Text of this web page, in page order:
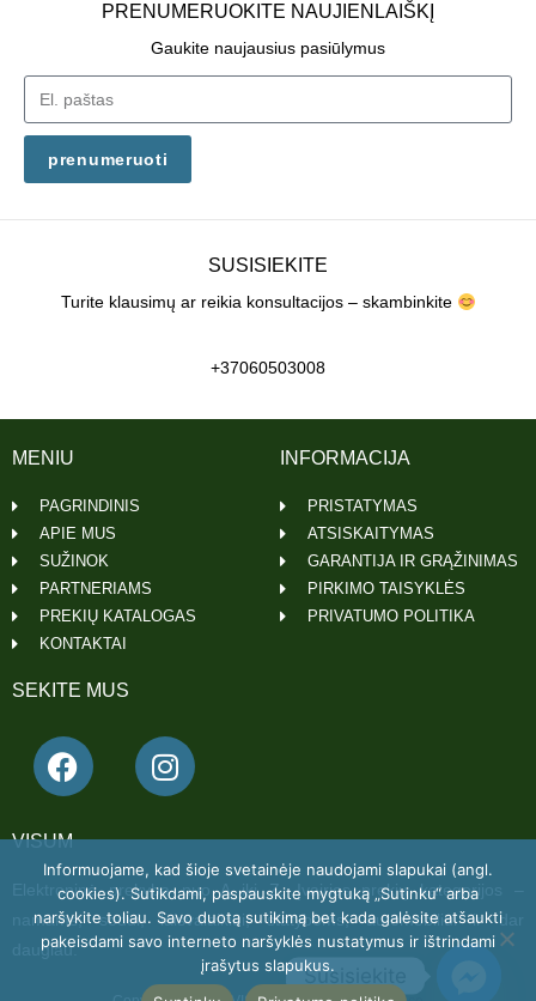
PRENUMERUOKITE NAUJIENLAIŠKĮ
Gaukite naujausius pasiūlymus
prenumeruoti
SUSISIEKITE
Turite klausimų ar reikia konsultacijos – skambinkite
+37060503008
VISUM
Elektroninė prekyba nuo A iki Z. Įvairios prekių kategorijos –
namams, sodui, laisvalaikiui, statyboms, automobiliui ir dar
daugiau.
SEKITE MUS
INFORMACIJA
PRISTATYMAS
ATSISKAITYMAS
GARANTIJA IR GRĄŽINIMAS
PIRKIMO TAISYKLĖS
PRIVATUMO POLITIKA
MENIU
PAGRINDINIS
APIE MUS
SUŽINOK
PARTNERIAMS
PREKIŲ KATALOGAS
KONTAKTAI
Informuojame, kad šioje svetainėje naudojami slapukai (angl.
cookies). Sutikdami, paspauskite mygtuką „Sutinku“ arba
naršykite toliau. Savo duotą sutikimą bet kada galėsite atšaukti
pakeisdami savo interneto naršyklės nustatymus ir ištrindami
įrašytus slapukus.Susisiekite